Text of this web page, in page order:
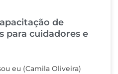
de
para cuidadores e
eu (Camila Oliveira)